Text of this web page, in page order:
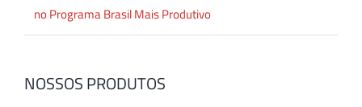
no Programa Brasil Mais Produtivo
NOSSOS PRODUTOS